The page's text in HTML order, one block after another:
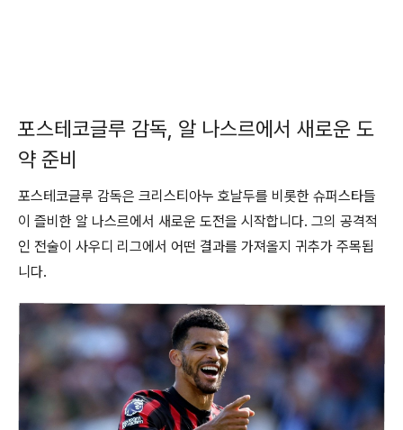
포스테코글루 감독, 알 나스르에서 새로운 도
약 준비
포스테코글루 감독은 크리스티아누 호날두를 비롯한 슈퍼스타들
이 즐비한 알 나스르에서 새로운 도전을 시작합니다. 그의 공격적
인 전술이 사우디 리그에서 어떤 결과를 가져올지 귀추가 주목됩
니다.